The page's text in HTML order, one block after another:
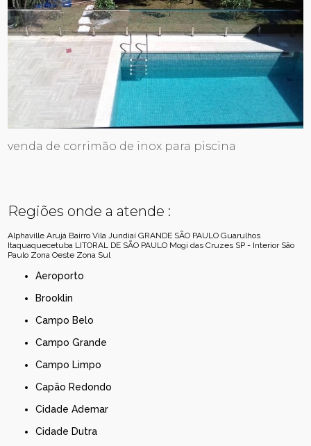
venda de corrimão de inox para piscina
Regiões onde a atende :
Alphaville Arujá Bairro Vila Jundiaí GRANDE SÃO PAULO Guarulhos
Itaquaquecetuba LITORAL DE SÃO PAULO Mogi das Cruzes SP - Interior São
Paulo Zona Oeste Zona Sul
Aeroporto
Brooklin
Campo Belo
Campo Grande
Campo Limpo
Capão Redondo
Cidade Ademar
Cidade Dutra